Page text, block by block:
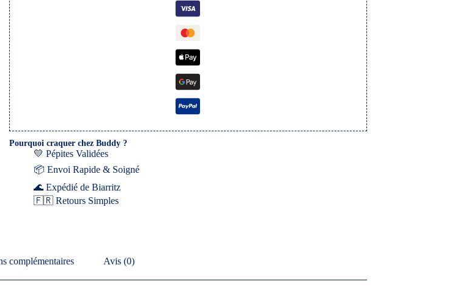
Pourquoi craquer chez Buddy ?
💛 Pépites Validées
📦 Envoi Rapide & Soigné
🌊 Expédié de Biarritz
🇫🇷 Retours Simples
complémentaires Avis (0)